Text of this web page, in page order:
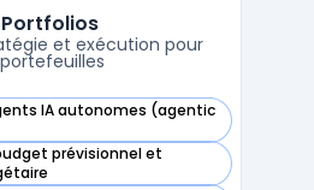
et exécution pour
IA autonomes (agentic
dans cette catégorie
prévisionnel et
dans cette catégorie